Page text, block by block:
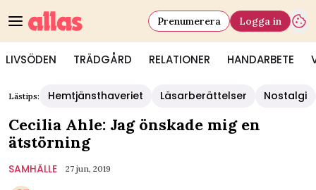
LIVSÖDEN TRÄDGÅRD RELATIONER HANDARBETE
Prenumerera Logga in
Lästips: Hemtjänsthaveriet Läsarberättelser Nostalgi
Cecilia Ahle: Jag önskade mig en
ätstörning
SAMHÄLLE 27 jun, 2019